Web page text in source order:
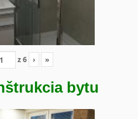
z6 › »
bytu